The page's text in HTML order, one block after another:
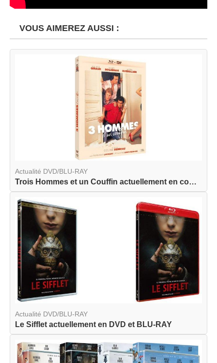
VOUS AIMEREZ AUSSI :
Actualité DVD/BLU-RAY
Trois Hommes et un Couffin actuellement en combo...
Actualité DVD/BLU-RAY
Le Sifflet actuellement en DVD et BLU-RAY